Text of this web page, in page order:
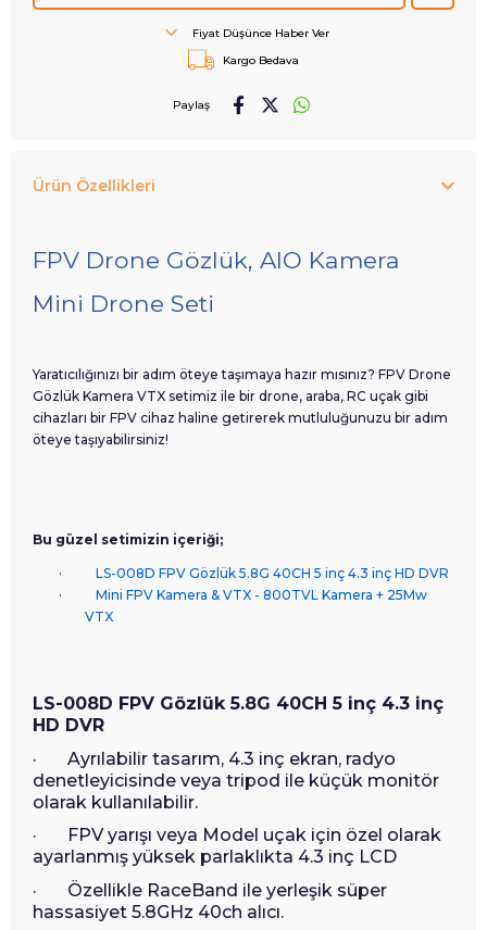
Fiyat Düşünce Haber Ver
Kargo Bedava
Paylaş
Ürün Özellikleri
FPV Drone Gözlük, AIO Kamera
Mini Drone Seti
Yaratıcılığınızı bir adım öteye taşımaya hazır mısınız? FPV Drone
Gözlük Kamera VTX setimiz ile bir drone, araba, RC uçak gibi
cihazları bir FPV cihaz haline getirerek mutluluğunuzu bir adım
öteye taşıyabilirsiniz!
Bu güzel setimizin içeriği;
·
LS-008D FPV Gözlük 5.8G 40CH 5 inç 4.3 inç HD DVR
·
Mini FPV Kamera & VTX - 800TVL Kamera + 25Mw
VTX
LS-008D FPV Gözlük 5.8G 40CH 5 inç 4.3 inç
HD DVR
· Ayrılabilir tasarım, 4.3 inç ekran, radyo
denetleyicisinde veya tripod ile küçük monitör
olarak kullanılabilir.
· FPV yarışı veya Model uçak için özel olarak
ayarlanmış yüksek parlaklıkta 4.3 inç LCD
· Özellikle RaceBand ile yerleşik süper
hassasiyet 5.8GHz 40ch alıcı.